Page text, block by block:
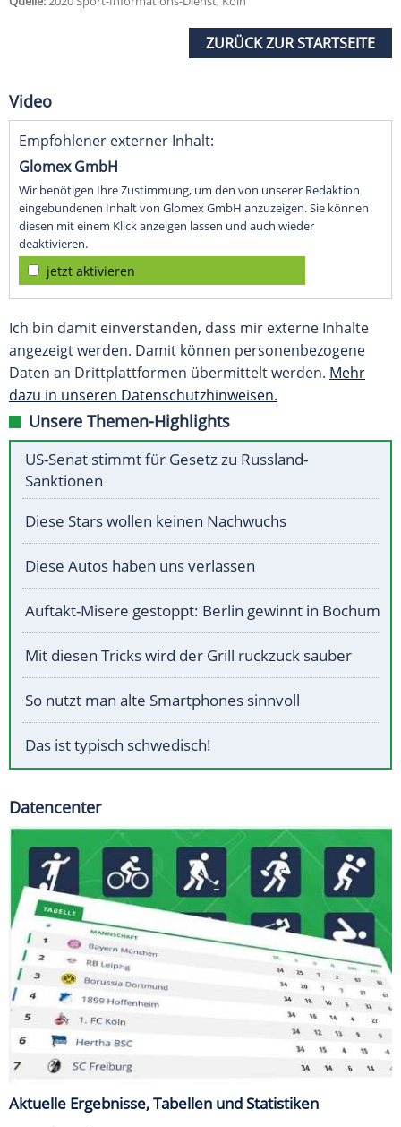
ZURÜCK ZUR STARTSEITE
Video
Empfohlener externer Inhalt:
Glomex GmbH
Wir benötigen Ihre Zustimmung, um den von unserer Redaktion
eingebundenen Inhalt von Glomex GmbH anzuzeigen. Sie können
diesen mit einem Klick anzeigen lassen und auch wieder
deaktivieren.
jetzt aktivieren
Ich bin damit einverstanden, dass mir externe Inhalte
angezeigt werden. Damit können personenbezogene
Daten an Drittplattformen übermittelt werden. Mehr
dazu in unseren Datenschutzhinweisen.
Unsere Themen-Highlights
US-Senat stimmt für Gesetz zu Russland-
Sanktionen
Diese Stars wollen keinen Nachwuchs
Diese Autos haben uns verlassen
Auftakt-Misere gestoppt: Berlin gewinnt in Bochum
Mit diesen Tricks wird der Grill ruckzuck sauber
So nutzt man alte Smartphones sinnvoll
Das ist typisch schwedisch!
Datencenter
Aktuelle Ergebnisse, Tabellen und Statistiken